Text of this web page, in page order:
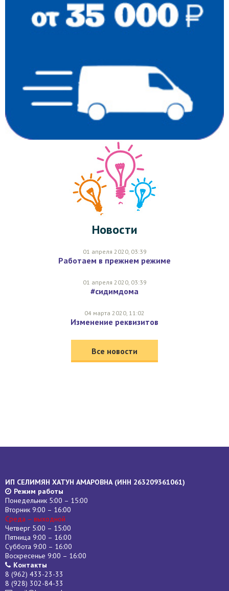
Новости
01 апреля 2020, 03:39
Работаем в прежнем режиме
01 апреля 2020, 03:39
#сидимдома
04 марта 2020, 11:02
Изменение реквизитов
Все новости
ИП СЕЛИМЯН ХАТУН АМАРОВНА (ИНН 263209361061)
Режим работы
Понедельник 5:00 – 15:00
Вторник 9:00 – 16:00
Среда – выходной
Четверг 5:00 – 15:00
Пятница 9:00 – 16:00
Суббота 9:00 – 16:00
Воскресенье 9:00 – 16:00
Контакты
8 (962) 433-23-33
8 (928) 302-84-33